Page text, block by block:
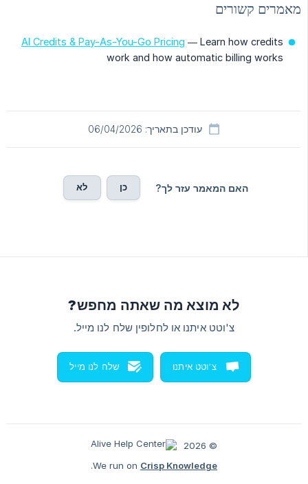
מאמרים קשורים
AI Credits & Pay-As-You-Go Pricing — Learn how credits
work and how automatic billing works
עודכן בתאריך: 06/04/2026
האם המאמר עזר לך? כן לא
לא מוצא מה שאתה מחפש?
צ'וטט איתנו או לחלופין שלח לנו מייל.
צ'וטט איתנו שלח לנו מייל
© 2026
We run on Crisp Knowledge
.